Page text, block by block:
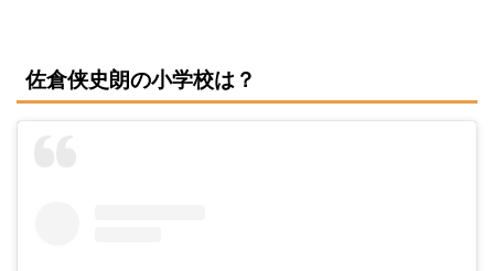
佐倉侠史朗の小学校は？